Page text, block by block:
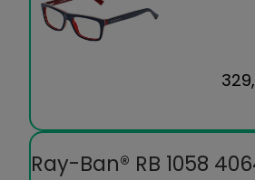
Ray-Ban® RB 1058